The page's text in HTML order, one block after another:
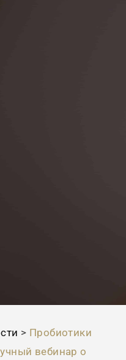
> Пробиотики
вебинар о